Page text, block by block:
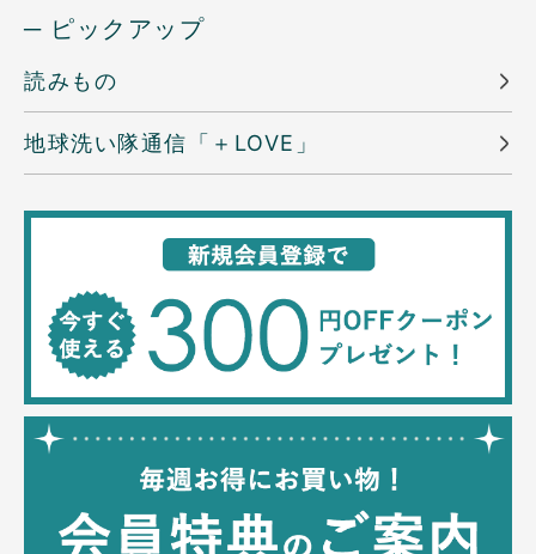
─ ピックアップ
読みもの
地球洗い隊通信「＋LOVE」